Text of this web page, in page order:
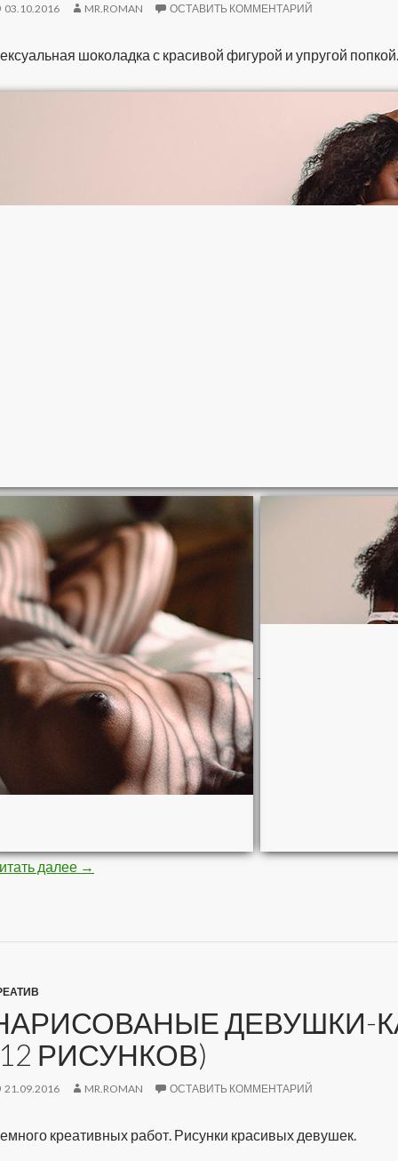
03.10.2016 MR.ROMAN ОСТАВИТЬ КОММЕНТАРИЙ
шоколадка с красивой фигурой и упругой попкой.
далее Стройная негритяночка (10 фото)
→
ДЕВУШКИ-
РИСУНКОВ)
21.09.2016 MR.ROMAN ОСТАВИТЬ КОММЕНТАРИЙ
креативных работ. Рисунки красивых девушек.